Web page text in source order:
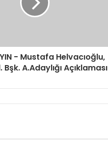
- Mustafa Helvacıoğlu,
Bşk. A.Adaylığı Açıklaması